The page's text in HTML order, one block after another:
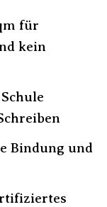
für
kein
Bindung und